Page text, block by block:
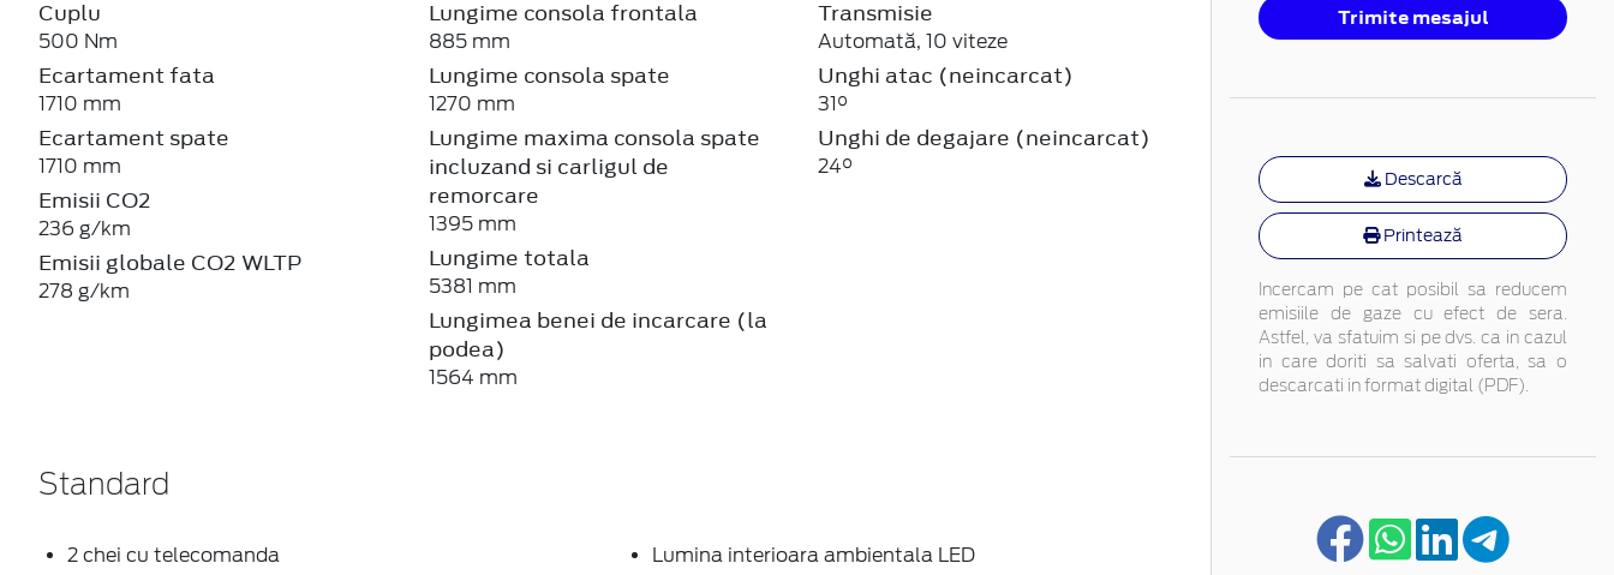
Cuplu
500 Nm
Ecartament fata
1710 mm
Ecartament spate
1710 mm
Emisii CO2
236 g/km
Emisii globale CO2 WLTP
278 g/km
Lungime consola frontala
885 mm
Lungime consola spate
1270 mm
Lungime maxima consola spate
incluzand si carligul de
remorcare
1395 mm
Lungime totala
5381 mm
Lungimea benei de incarcare (la
podea)
1564 mm
Transmisie
Automată, 10 viteze
Unghi atac (neincarcat)
31°
Unghi de degajare (neincarcat)
24°
Standard
2 chei cu telecomanda
Lumina interioara ambientala LED
Trimite mesajul
Descarcă
Printează
Incercam pe cat posibil sa reducem
emisiile de gaze cu efect de sera.
Astfel, va sfatuim si pe dvs. ca in cazul
in care doriti sa salvati oferta, sa o
descarcati in format digital (PDF).